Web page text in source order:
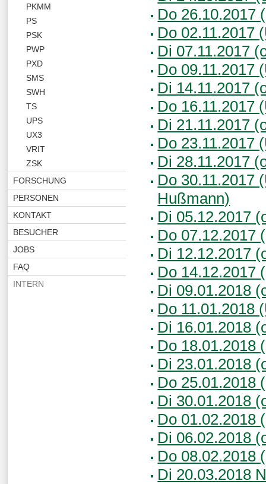
PKMM
PS
PSK
PWP
PXD
SMS
SWH
TS
UPS
UX3
VRIT
ZSK
FORSCHUNG
PERSONEN
KONTAKT
BESUCHER
JOBS
FAQ
INTERN
Do 26.10.2017
Do 02.11.2017
Di 07.11.2017
Do 09.11.2017
Di 14.11.2017
Do 16.11.2017
Di 21.11.2017
Do 23.11.2017
Di 28.11.2017
Do 30.11.2017
Hußmann)
Di 05.12.2017
Do 07.12.2017
Di 12.12.2017
Do 14.12.2017
Di 09.01.2018
Do 11.01.2018
Di 16.01.2018
Do 18.01.2018
Di 23.01.2018
Do 25.01.2018
Di 30.01.2018
Do 01.02.2018
Di 06.02.2018
Do 08.02.2018
Di 20.03.2018